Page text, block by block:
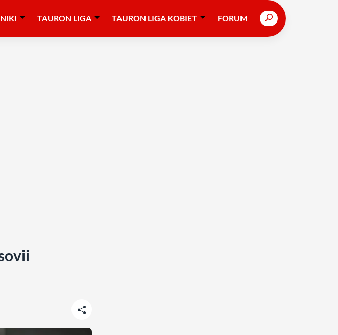
TAURON LIGA TAURON LIGA KOBIET FORUM Search